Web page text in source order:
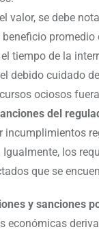
valor, se debe
tiempo de la
el debido cuidado
ociosos
del
incumplimientos
los
que se
y sanciones
económicas